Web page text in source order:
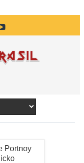
Portnoy